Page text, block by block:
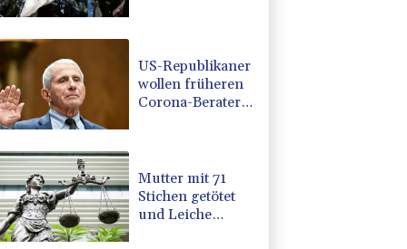
US-Republikaner
wollen früheren
Corona-Berater
Mutter mit 71
Stichen getötet
und Leiche